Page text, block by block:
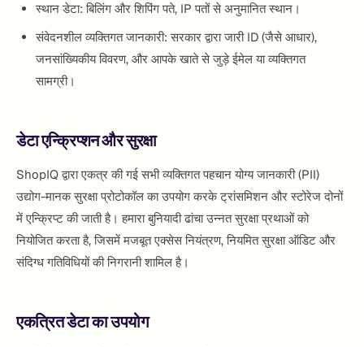
स्थान डेटा: बिलिंग और शिपिंग पते, IP पतों से अनुमानित स्थान।
संवेदनशील व्यक्तिगत जानकारी: सरकार द्वारा जारी ID (जैसे आधार),
जनसांख्यिकीय विवरण, और आपके खाते से जुड़े ईमेल या व्यक्तिगत
सामग्री।
डेटा एन्क्रिप्शन और सुरक्षा
ShopIQ द्वारा एकत्र की गई सभी व्यक्तिगत पहचान योग्य जानकारी (PII)
उद्योग-मानक सुरक्षा प्रोटोकॉल का उपयोग करके ट्रांसमिशन और स्टोरेज दोनों
में एन्क्रिप्ट की जाती है। हमारा बुनियादी ढांचा उन्नत सुरक्षा प्रथाओं को
नियोजित करता है, जिसमें मजबूत एक्सेस नियंत्रण, नियमित सुरक्षा ऑडिट और
संदिग्ध गतिविधियों की निगरानी शामिल है।
एकत्रित डेटा का उपयोग